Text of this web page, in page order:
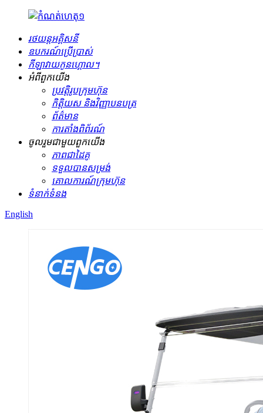
រថយន្តអគ្គិសនី
ឧបករណ៍ប្រើប្រាស់
កីឡាវាយកូនហ្គោល។
អំពីពួកយើង
ប្រវត្តិរូបក្រុមហ៊ុន
កិត្តិយស និងវិញ្ញាបនបត្រ
ព័ត៌មាន
ការតាំងពិព័រណ៍
ចូលរួមជាមួយពួកយើង
ភាពជាដៃគូ
ទទួលបានសម្រង់
គោលការណ៍ក្រុមហ៊ុន
ទំនាក់ទំនង
English